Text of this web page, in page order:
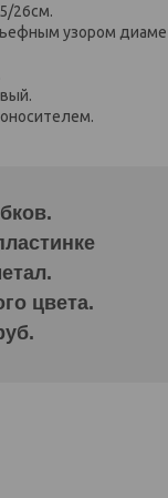
26см.
узором
цвета.